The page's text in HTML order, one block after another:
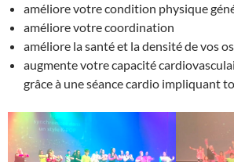
améliore votre condition physique
améliore votre coordination
améliore la santé et la densité de vos os
augmente votre capacité
grâce à une séance cardio impliquant